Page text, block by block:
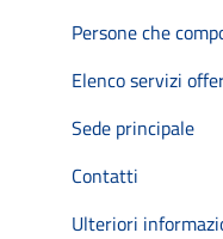
Persone che
Elenco servizi
Sede principale
Contatti
Ulteriori